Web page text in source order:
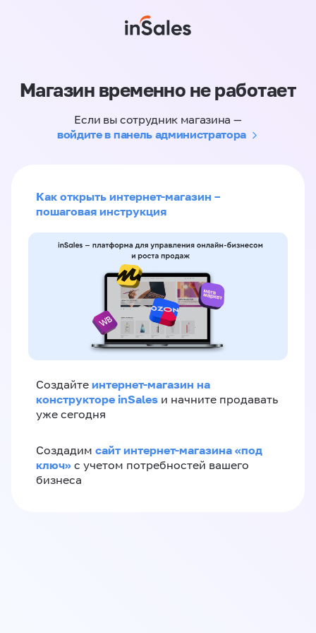
Магазин временно не работает
Если вы сотрудник магазина —
войдите в панель администратора
Как открыть интернет-магазин –
пошаговая инструкция
Создайте интернет-магазин на
конструкторе inSales и начните продавать
уже сегодня
Создадим сайт интернет-магазина «под
ключ» с учетом потребностей вашего
бизнеса